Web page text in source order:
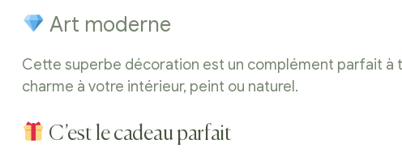
Art moderne
Cette superbe décoration est un complément parfait à
charme à votre intérieur, peint ou naturel.
C’est le cadeau parfait